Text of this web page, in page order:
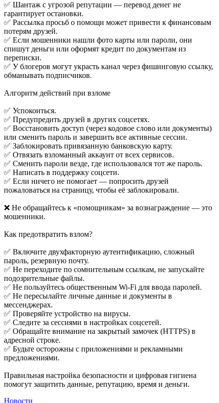
✅ Шантаж с угрозой репутации — перевод денег не
гарантирует остановки.
✅ Рассылка просьб о помощи может привести к финансовым
потерям друзей.
✅ Если мошенники нашли фото карты или пароли, они
спишут деньги или оформят кредит по документам из
переписки.
✅ У блогеров могут украсть канал через фишинговую ссылку,
обманывать подписчиков.
Алгоритм действий при взломе
✅ Успокоиться.
✅ Предупредить друзей в других соцсетях.
✅ Восстановить доступ (через кодовое слово или документы)
или сменить пароль и завершить все активные сессии.
✅ Заблокировать привязанную банковскую карту.
✅ Отвязать взломанный аккаунт от всех сервисов.
✅ Сменить пароли везде, где использовался тот же пароль.
✅ Написать в поддержку соцсети.
✅ Если ничего не помогает — попросить друзей
пожаловаться на страницу, чтобы её заблокировали.
❌ Не обращайтесь к «помощникам» за вознаграждение — это
мошенники.
Как предотвратить взлом?
✅ Включите двухфакторную аутентификацию, сложный
пароль, резервную почту.
✅ Не переходите по сомнительным ссылкам, не запускайте
подозрительные файлы.
✅ Не пользуйтесь общественным Wi-Fi для ввода паролей.
✅ Не пересылайте личные данные и документы в
мессенджерах.
✅ Проверяйте устройство на вирусы.
✅ Следите за сессиями в настройках соцсетей.
✅ Обращайте внимание на закрытый замочек (HTTPS) в
адресной строке.
✅ Будьте осторожны с приложениями и рекламными
предложениями.
Правильная настройка безопасности и цифровая гигиена
помогут защитить данные, репутацию, время и деньги.
Новости